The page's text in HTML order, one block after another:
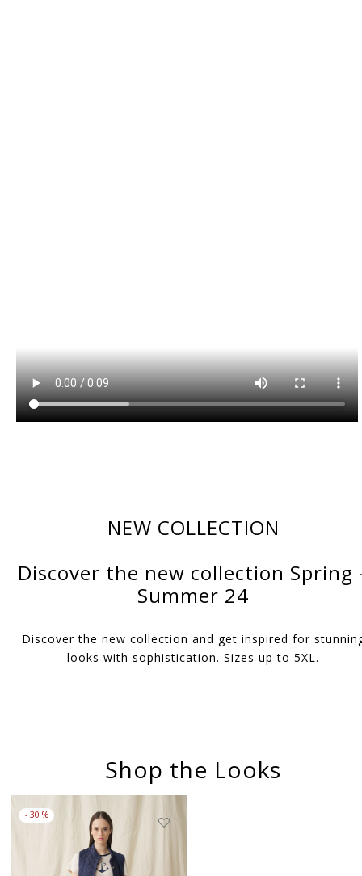
NEW COLLECTION
Discover the new collection Spring
Summer 24
Discover the new collection and get inspired for
looks with sophistication. Sizes up to 5XL.
Shop the Looks
- 30 %